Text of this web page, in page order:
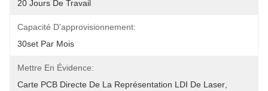
20 Jours De Travail
Capacité D'approvisionnement:
30set Par Mois
Mettre En Évidence:
Carte PCB Directe De La Représentation LDI De Laser